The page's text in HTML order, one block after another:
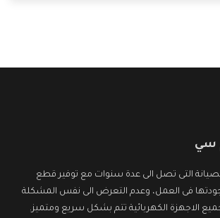
سي
التى تصل الى عدة سنوات مع توفير قطع
جودتها فى العمل، وعدم التعرض الى نفس المشكلة
الاجهزة الكهربائية تتم بشكل سريع ومتميز.